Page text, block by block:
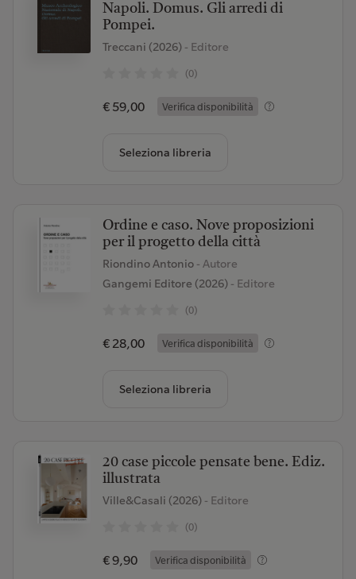
Napoli. Domus. Gli arredi di
Pompei.
Treccani (2026)- Editore
(0)
€ 59,00 Verifica disponibilità
Seleziona libreria
Ordine e caso. Nove proposizioni
per il progetto della città
Riondino Antonio - Autore
Gangemi Editore (2026)- Editore
(0)
€ 28,00 Verifica disponibilità
Seleziona libreria
20 case piccole pensate bene. Ediz.
illustrata
Ville&Casali (2026)- Editore
(0)
€ 9,90 Verifica disponibilità